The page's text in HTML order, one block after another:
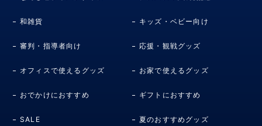
和雑貨 キッズ・ベビー向け
審判・指導者向け 応援・観戦グッズ
オフィスで使えるグッズ お家で使えるグッズ
おでかけにおすすめ ギフトにおすすめ
SALE 夏のおすすめグッズ